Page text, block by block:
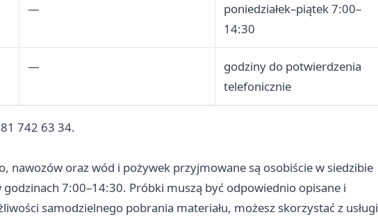
—
poniedziałek–piątek 7:00–
14:30
—
godziny do potwierdzenia
telefonicznie
742 63 34.
nawozów oraz wód i pożywek przyjmowane są osobiście w siedzibie
godzinach 7:00–14:30. Próbki muszą być odpowiednio opisane i
samodzielnego pobrania materiału, możesz skorzystać z usługi